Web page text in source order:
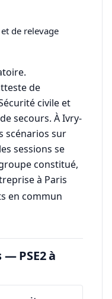
de relevage
de
civile et
secours. À Ivry-
scénarios sur
sessions se
constitué,
à Paris
en commun
PSE2 à